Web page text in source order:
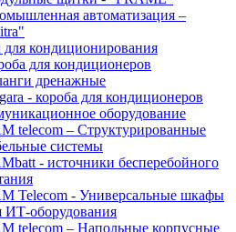
автоматизация –
кондиционирования
для кондиционеров
дренажные
- короба для кондиционеров
оборудование
telecom – Структурированные
системы
- источники бесперебойного
Telecom - Универсальные шкафы
ИТ-оборудования
telecom – Напольные корпусные